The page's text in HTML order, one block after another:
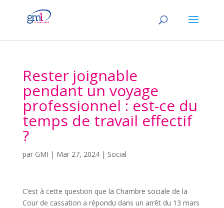
Rester joignable
pendant un voyage
professionnel : est-ce du
temps de travail effectif
?
par GMI | Mar 27, 2024| Social
C’est à cette question que la Chambre sociale de la
Cour de cassation a répondu dans un arrêt du 13 mars